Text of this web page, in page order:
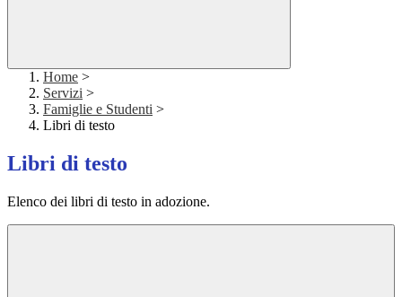
Home >
Servizi >
Famiglie e Studenti >
Libri di testo
Libri di testo
Elenco dei libri di testo in adozione.